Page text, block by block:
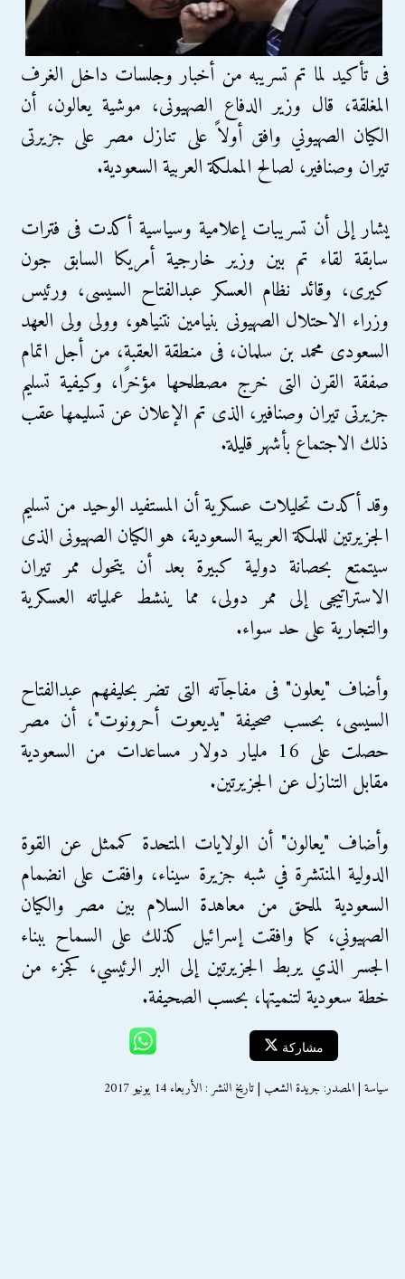
فى تأكيد لما تم تسريبه من أخبار وجلسات داخل الغرف
المغلقة، قال وزير الدفاع الصهيونى، موشية يعالون، أن
الكيان الصهيوني وافق أولاً على تنازل مصر على جزيرتى
تيران وصنافير، لصالح المملكة العربية السعودية.
يشار إلى أن تسريبات إعلامية وسياسية أكدت فى فترات
سابقة لقاء تم بين وزير خارجية أمريكا السابق جون
كيرى، وقائد نظام العسكر عبدالفتاح السيسى، ورئيس
وزراء الاحتلال الصهيونى بنيامين نتنياهو، وولى ولى العهد
السعودى محمد بن سلمان، فى منطقة العقبة، من أجل اتمام
صفقة القرن التى خرج مصطلحها مؤخرًا، وكيفية تسليم
جزيرتى تيران وصنافير، الذى تم الإعلان عن تسليمها عقب
ذلك الاجتماع بأشهر قليلة.
وقد أكدت تحليلات عسكرية أن المستفيد الوحيد من تسليم
الجزيرتين للملكة العربية السعودية، هو الكيان الصهيونى الذى
سيتمتع بحصانة دولية كبيرة بعد أن يتحول ممر تيران
الاستراتيجى إلى ممر دولى، مما ينشط عملياته العسكرية
والتجارية على حد سواء.
وأضاف "يعلون" فى مفاجآته التى تضر بحليفهم عبدالفتاح
السيسى، بحسب صحيفة "يديعوت أحرونوت"، أن مصر
حصلت على 16 مليار دولار مساعدات من السعودية
مقابل التنازل عن الجزيرتين.
وأضاف "يعالون" أن الولايات المتحدة كممثل عن القوة
الدولية المنتشرة في شبه جزيرة سيناء، وافقت على انضمام
السعودية لملحق من معاهدة السلام بين مصر والكيان
الصهيوني، كما وافقت إسرائيل كذلك على السماح ببناء
الجسر الذي يربط الجزيرتين إلى البر الرئيسي، كجزء من
خطة سعودية لتنميتها، بحسب الصحيفة.
مشاركة
سياسة | المصدر: جريدة الشعب | تاريخ النشر : الأربعاء 14 يونيو 2017